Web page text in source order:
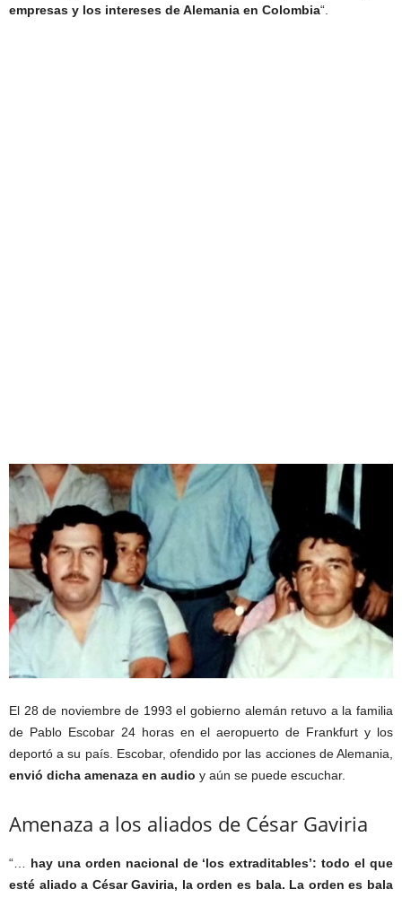
empresas y los intereses de Alemania en Colombia“.
El 28 de noviembre de 1993 el gobierno alemán retuvo a la familia
de Pablo Escobar 24 horas en el aeropuerto de Frankfurt y los
deportó a su país. Escobar, ofendido por las acciones de Alemania,
envió dicha amenaza en audio y aún se puede escuchar.
Amenaza a los aliados de César Gaviria
“…
hay una orden nacional de ‘los extraditables’: todo el que
esté aliado a César Gaviria, la orden es bala. La orden es bala